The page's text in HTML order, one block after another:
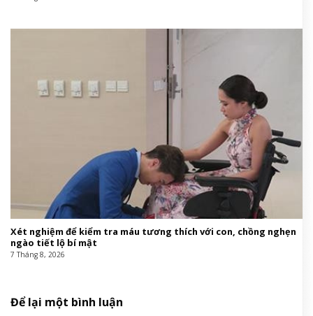
Xét nghiệm để kiểm tra máu tương thích với con, chồng nghẹn
ngào tiết lộ bí mật
7 Tháng 8, 2026
Để lại một bình luận